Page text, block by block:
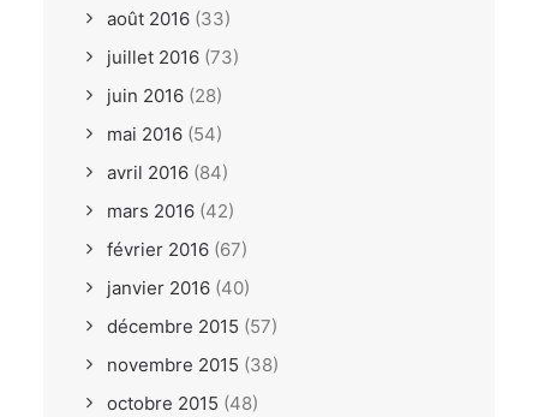
août 2016 (33)
juillet 2016 (73)
juin 2016 (28)
mai 2016 (54)
avril 2016 (84)
mars 2016 (42)
février 2016 (67)
janvier 2016 (40)
décembre 2015 (57)
novembre 2015 (38)
octobre 2015 (48)